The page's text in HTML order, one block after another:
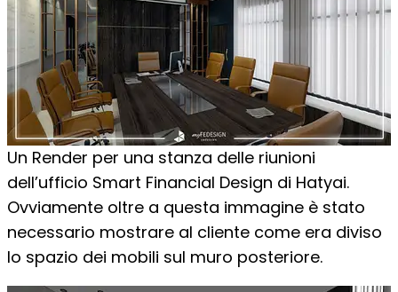
Un Render per una stanza delle riunioni
dell’ufficio Smart Financial Design di Hatyai.
Ovviamente oltre a questa immagine è stato
necessario mostrare al cliente come era diviso
lo spazio dei mobili sul muro posteriore.